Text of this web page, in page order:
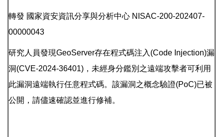
轉發 國家資安資訊分享與分析中心 NISAC-200-202407-
00000043
研究人員發現GeoServer存在程式碼注入(Code Injection)漏
洞(CVE-2024-36401)，未經身分鑑別之遠端攻擊者可利用
此漏洞遠端執行任意程式碼。該漏洞之概念驗證(PoC)已被
公開，請儘速確認並進行修補。